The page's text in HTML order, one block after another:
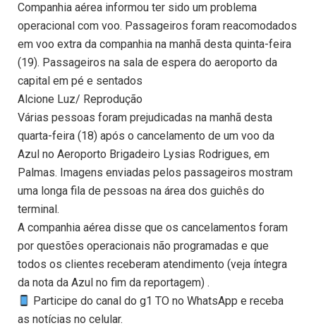
Companhia aérea informou ter sido um problema
operacional com voo. Passageiros foram reacomodados
em voo extra da companhia na manhã desta quinta-feira
(19). Passageiros na sala de espera do aeroporto da
capital em pé e sentados
Alcione Luz/ Reprodução
Várias pessoas foram prejudicadas na manhã desta
quarta-feira (18) após o cancelamento de um voo da
Azul no Aeroporto Brigadeiro Lysias Rodrigues, em
Palmas. Imagens enviadas pelos passageiros mostram
uma longa fila de pessoas na área dos guichês do
terminal.
A companhia aérea disse que os cancelamentos foram
por questões operacionais não programadas e que
todos os clientes receberam atendimento (veja íntegra
da nota da Azul no fim da reportagem) .
Participe do canal do g1 TO no WhatsApp e receba
as notícias no celular.